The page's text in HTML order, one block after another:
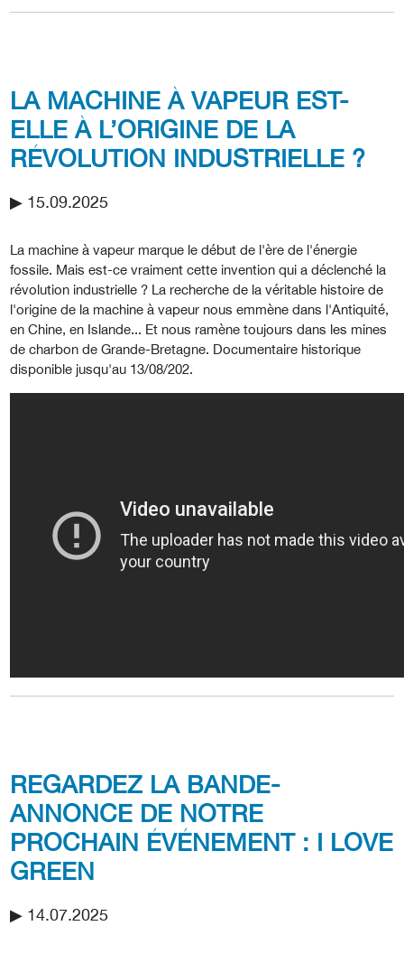
LA MACHINE À VAPEUR EST-
ELLE À L’ORIGINE DE LA
RÉVOLUTION INDUSTRIELLE ?
▶︎ 15.09.2025
La machine à vapeur marque le début de l'ère de l'énergie
fossile. Mais est-ce vraiment cette invention qui a déclenché la
révolution industrielle ? La recherche de la véritable histoire de
l'origine de la machine à vapeur nous emmène dans l'Antiquité,
en Chine, en Islande... Et nous ramène toujours dans les mines
de charbon de Grande-Bretagne. Documentaire historique
disponible jusqu'au 13/08/202.
REGARDEZ LA BANDE-
ANNONCE DE NOTRE
PROCHAIN ÉVÉNEMENT : I LOVE
GREEN
▶︎ 14.07.2025